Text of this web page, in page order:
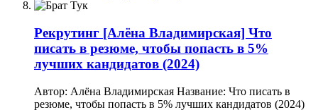
Рекрутинг [Алёна Владимирская] Что
писать в резюме, чтобы попасть в 5%
лучших кандидатов (2024)
Автор: Алёна Владимирская Название: Что писать в
резюме, чтобы попасть в 5% лучших кандидатов (2024)